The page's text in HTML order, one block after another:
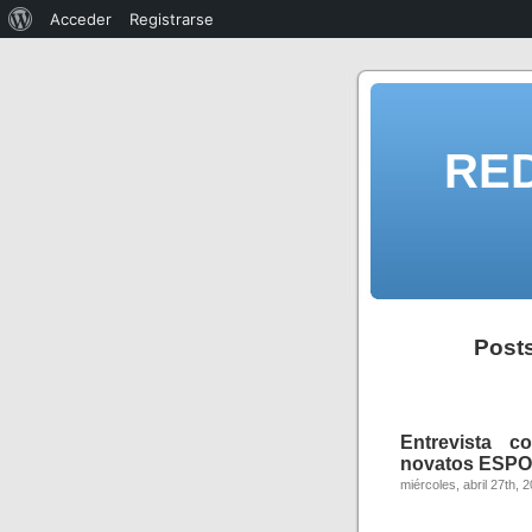
Entrevista
novatos
miércoles, abril 27th,
Acceder Registrarse